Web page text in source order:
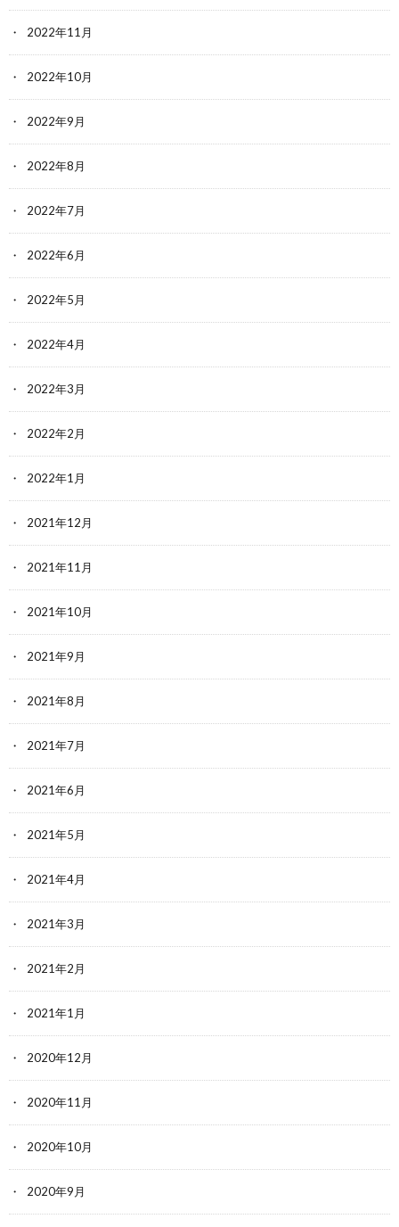
2022年11月
2022年10月
2022年9月
2022年8月
2022年7月
2022年6月
2022年5月
2022年4月
2022年3月
2022年2月
2022年1月
2021年12月
2021年11月
2021年10月
2021年9月
2021年8月
2021年7月
2021年6月
2021年5月
2021年4月
2021年3月
2021年2月
2021年1月
2020年12月
2020年11月
2020年10月
2020年9月